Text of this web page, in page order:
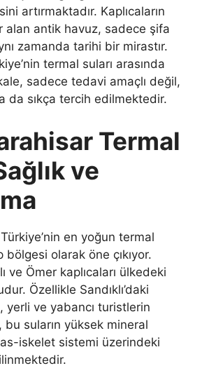
artırmaktadır. Kaplıcaların
alan antik havuz, sadece şifa
zamanda tarihi bir mirastır.
termal suları arasında
sadece tedavi amaçlı değil,
da sıkça tercih edilmektedir.
Termal
ve
en yoğun termal
bölgesi olarak öne çıkıyor.
ve Ömer kaplıcaları ülkedeki
Özellikle Sandıklı’daki
yerli ve yabancı turistlerin
suların yüksek mineral
iskelet sistemi üzerindeki